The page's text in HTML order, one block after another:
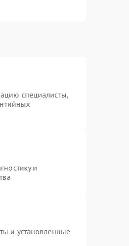
специалисты,
и
и установленные